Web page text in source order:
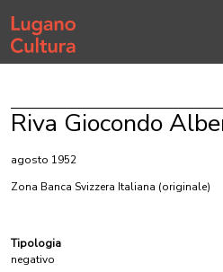
Home page
Riva Giocondo
agosto 1952
Zona Banca Svizzera Italiana (originale)
Tipologia
negativo